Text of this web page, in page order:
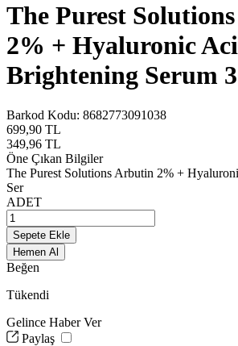
The Purest
2% + Hyaluronic
Brightening Serum
Barkod Kodu: 8682773091038
699,90 TL
349,96 TL
Öne Çıkan Bilgiler
The Purest Solutions Arbutin 2% +
Ser
ADET
Sepete Ekle
Hemen Al
Beğen
Tükendi
Gelince Haber Ver
Paylaş